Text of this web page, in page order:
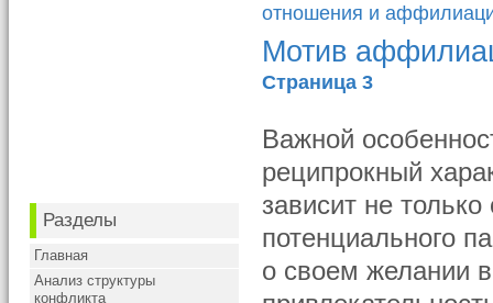
Разделы
Главная
Анализ структуры
конфликта
отношения и
Мотив
Страница 3
Важной
реципрокный
зависит не
потенциального
о своем желании